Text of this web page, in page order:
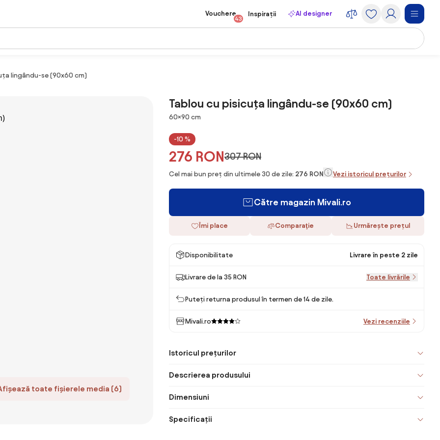
Vouchere
43
Inspirații AI designer
lingându-se (90x60 cm)
toate fișierele media (6)
Tablou cu pisicuța lingându-se (90x60 cm)
Dimensiuni
60×90 cm
-10 %
276 RON307 RON
Cel mai bun preț din ultimele 30 de zile: 276 RON Vezi istoricul prețurilor
Către magazin Mivali.ro
Îmi place Comparaţie Urmărește prețul
Disponibilitate Livrare în peste 2 zile
Livrare de la 35 RON Toate livrările
Puteți returna produsul în termen de 14 de zile.
Mivali.ro Vezi recenziile
Istoricul prețurilor
Descrierea produsului
Dimensiuni
Specificații